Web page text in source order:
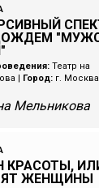
Театр на
Город: г.
Мельникова
КРАСОТЫ,
ЖЕНЩИНЫ